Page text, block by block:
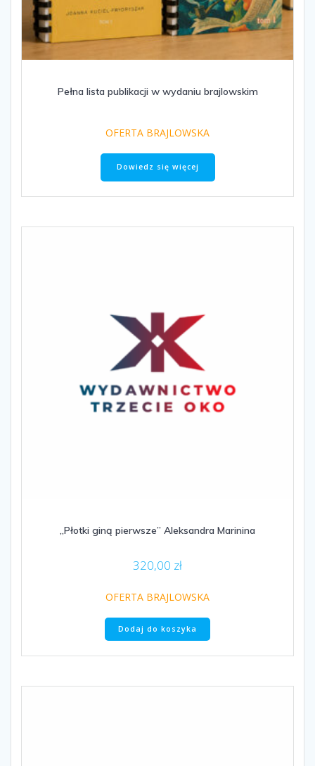
Pełna lista publikacji w wydaniu brajlowskim
OFERTA BRAJLOWSKA
Dowiedz się więcej
„Płotki giną pierwsze” Aleksandra Marinina
320,00 zł
OFERTA BRAJLOWSKA
Dodaj do koszyka